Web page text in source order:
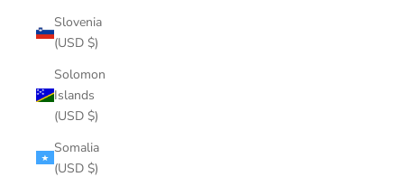
Slovenia
(USD $)
Solomon
Islands
(USD $)
Somalia
(USD $)